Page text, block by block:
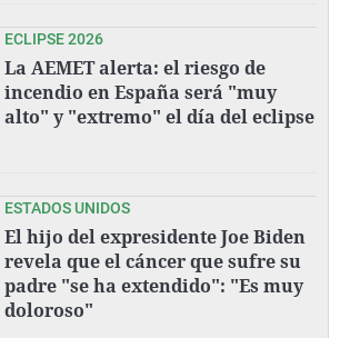
ECLIPSE 2026
La AEMET alerta: el riesgo de
incendio en España será "muy
alto" y "extremo" el día del eclipse
ESTADOS UNIDOS
El hijo del expresidente Joe Biden
revela que el cáncer que sufre su
padre "se ha extendido": "Es muy
doloroso"